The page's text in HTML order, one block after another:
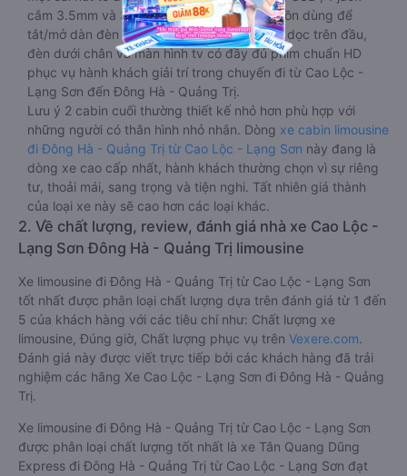
cắm 3.5mm và 3 cái nút có biểu tượng nguồn dùng để
tắt/mở dàn đèn chính của buồng nằm chạy dọc trên đầu,
đèn dưới chân và màn hình tv có đầy đủ phim chuẩn HD
phục vụ hành khách giải trí trong chuyến đi từ Cao Lộc -
Lạng Sơn đến Đông Hà - Quảng Trị.
Lưu ý 2 cabin cuối thường thiết kế nhỏ hơn phù hợp với
những người có thân hình nhỏ nhắn. Dòng xe cabin limousine
đi Đông Hà - Quảng Trị từ Cao Lộc - Lạng Sơn này đang là
dòng xe cao cấp nhất, hành khách thường chọn vì sự riêng
tư, thoải mái, sang trọng và tiện nghi. Tất nhiên giá thành
của loại xe này sẽ cao hơn các loại khác.
2. Về chất lượng, review, đánh giá nhà xe Cao Lộc -
Lạng Sơn Đông Hà - Quảng Trị limousine
Xe limousine đi Đông Hà - Quảng Trị từ Cao Lộc - Lạng Sơn
tốt nhất được phân loại chất lượng dựa trên đánh giá từ 1 đến
5 của khách hàng với các tiêu chí như: Chất lượng xe
limousine, Đúng giờ, Chất lượng phục vụ trên Vexere.com.
Đánh giá này được viết trực tiếp bởi các khách hàng đã trải
nghiệm các hãng Xe Cao Lộc - Lạng Sơn đi Đông Hà - Quảng
Trị.
Xe limousine đi Đông Hà - Quảng Trị từ Cao Lộc - Lạng Sơn
được phân loại chất lượng tốt nhất là xe Tân Quang Dũng
Express đi Đông Hà - Quảng Trị từ Cao Lộc - Lạng Sơn đạt